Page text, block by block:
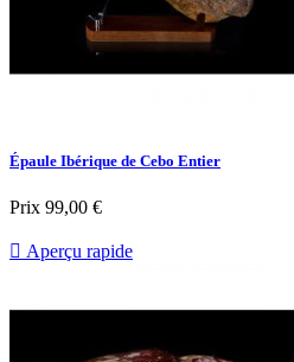
Épaule Ibérique de Cebo Entier
Prix 99,00 €
 Aperçu rapide